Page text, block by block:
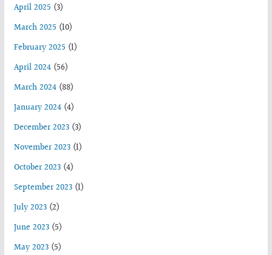
April 2025 (3)
March 2025 (10)
February 2025 (1)
April 2024(56)
March 2024(88)
January 2024(4)
December 2023(3)
November 2023(1)
October 2023(4)
September 2023(1)
July 2023(2)
June 2023(5)
May 2023(5)